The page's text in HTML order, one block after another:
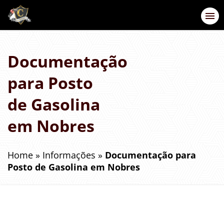
Documentação
para Posto
de Gasolina
em Nobres
Home » Informações » Documentação para
Posto de Gasolina em Nobres